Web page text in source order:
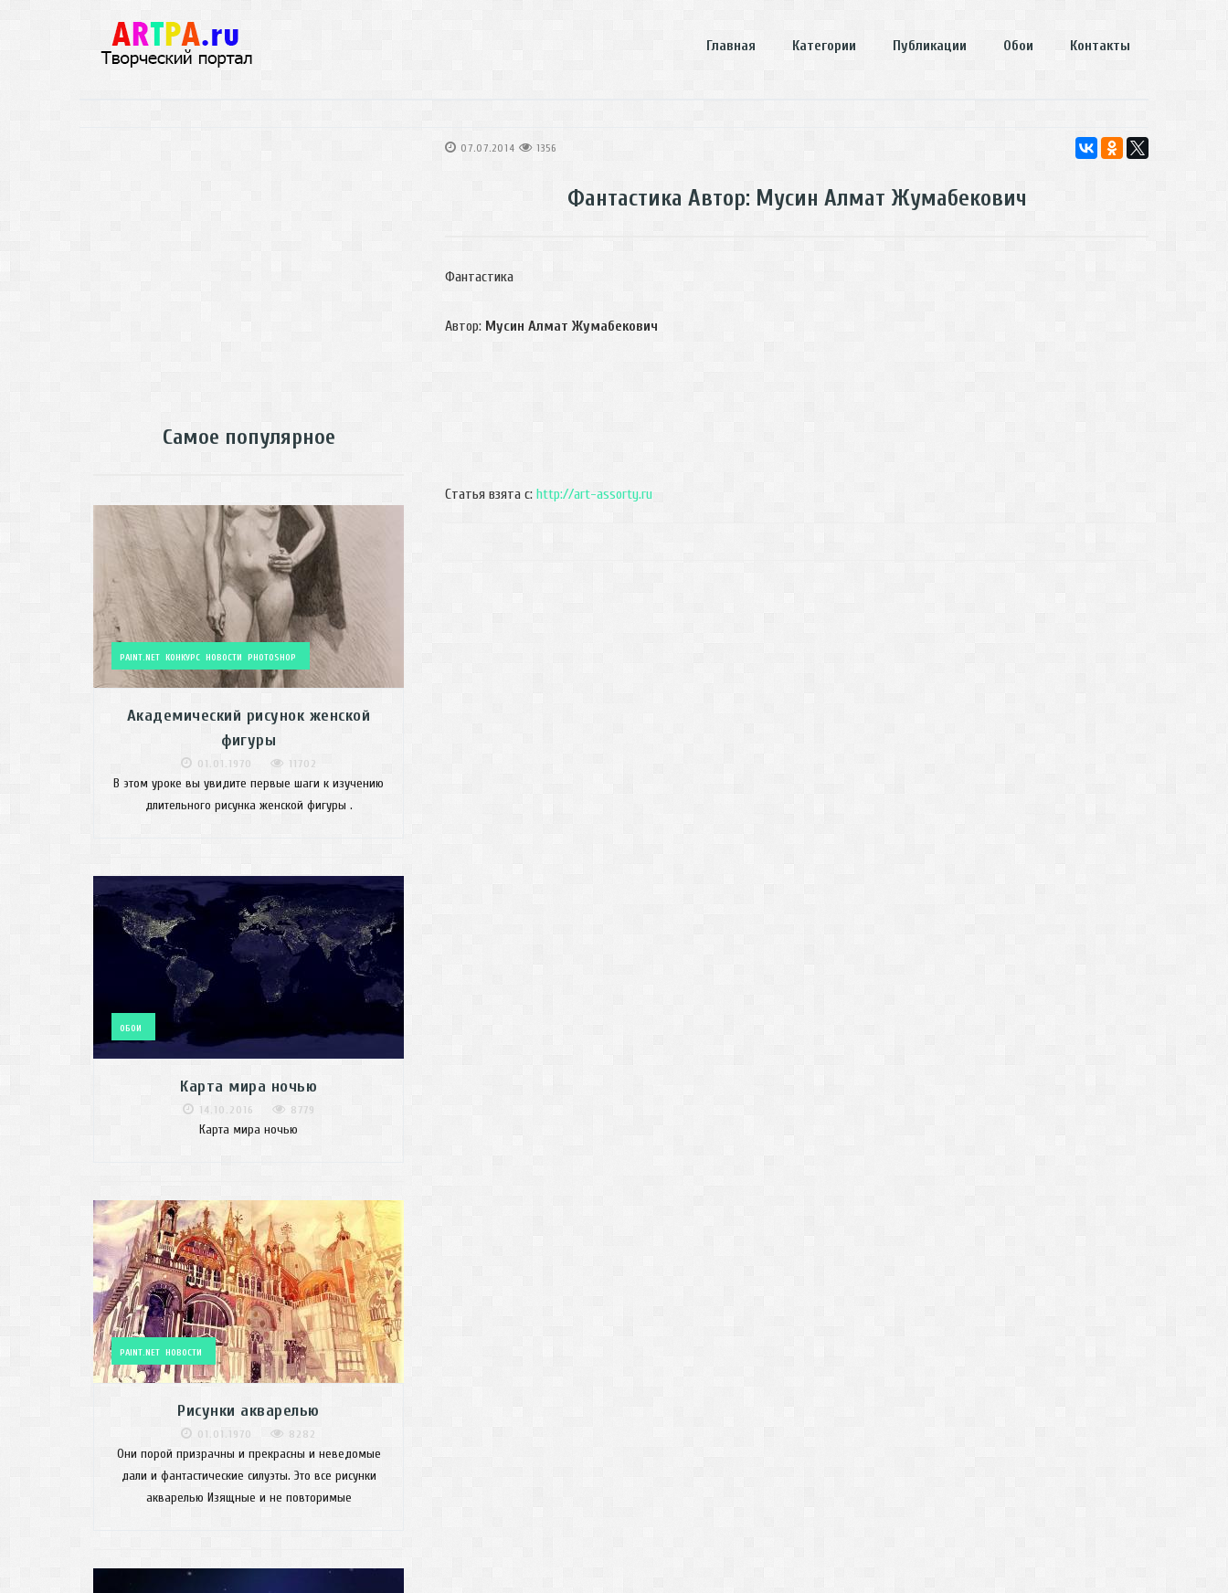
Главная Категории Публикации Обои Контакты
07.07.2014 1356
Фантастика Автор: Мусин Алмат Жумабекович
Фантастика
Автор: Мусин Алмат Жумабекович
Статья взята с: http://art-assorty.ru
Самое популярное
PAINT.NET КОНКУРС НОВОСТИ PHOTOSHOP
Академический рисунок женской
фигуры
01.01.1970 11702
В этом уроке вы увидите первые шаги к изучению
длительного рисунка женской фигуры .
ОБОИ
Карта мира ночью
14.10.2016 8779
Карта мира ночью
PAINT.NET НОВОСТИ
Рисунки акварелью
01.01.1970 8282
Они порой призрачны и прекрасны и неведомые
дали и фантастические силуэты. Это все рисунки
акварелью Изящные и не повторимые